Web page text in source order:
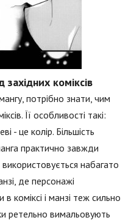
західних коміксів
потрібно знати, чим
Її особливості такі:
- це колір. Більшість
практично завжди
набагато
де персонажі
коміксі і манзі теж сильно
ретельно вимальовують